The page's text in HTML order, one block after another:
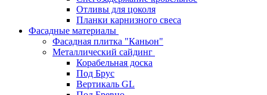
Отливы для цоколя
Планки карнизного свеса
Фасадные материалы
Фасадная плитка "Каньон"
Металлический сайдинг
Корабельная доска
Под Брус
Вертикаль GL